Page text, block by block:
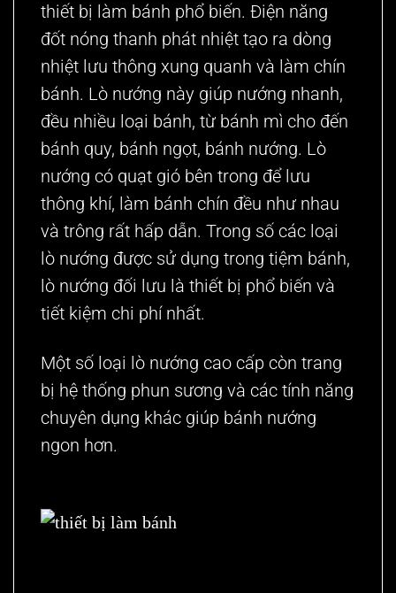
thiết bị làm bánh phổ biến. Điện năng
đốt nóng thanh phát nhiệt tạo ra dòng
nhiệt lưu thông xung quanh và làm chín
bánh. Lò nướng này giúp nướng nhanh,
đều nhiều loại bánh, từ bánh mì cho đến
bánh quy, bánh ngọt, bánh nướng. Lò
nướng có quạt gió bên trong để lưu
thông khí, làm bánh chín đều như nhau
và trông rất hấp dẫn. Trong số các loại
lò nướng được sử dụng trong tiệm bánh,
lò nướng đối lưu là thiết bị phổ biến và
tiết kiệm chi phí nhất.
Một số loại lò nướng cao cấp còn trang
bị hệ thống phun sương và các tính năng
chuyên dụng khác giúp bánh nướng
ngon hơn.